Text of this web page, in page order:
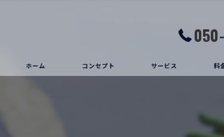
ホーム コンセプト サービス 料